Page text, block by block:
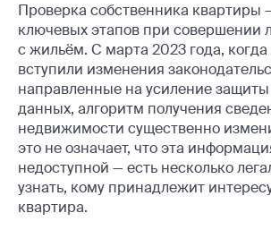
Проверка собственника квартиры
ключевых этапов при совершении
с жильём. С марта 2023 года, когда
вступили изменения
направленные на усиление
данных, алгоритм получения
недвижимости существенно
это не означает, что эта
недоступной — есть несколько
узнать, кому принадлежит
квартира.